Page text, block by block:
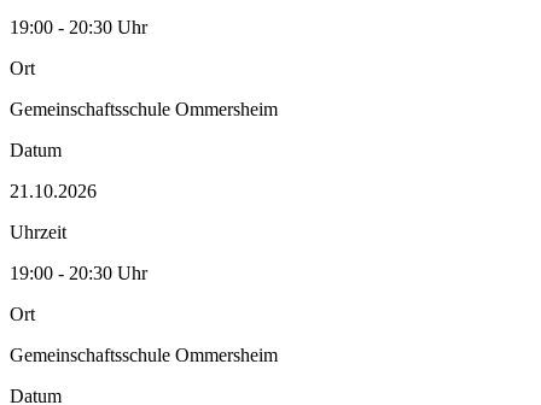
19:00 - 20:30 Uhr
Ort
Gemeinschaftsschule Ommersheim
Datum
21.10.2026
Uhrzeit
19:00 - 20:30 Uhr
Ort
Gemeinschaftsschule Ommersheim
Datum